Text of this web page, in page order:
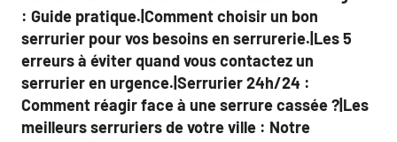
de
l’article
: Guide pratique.|Comment choisir un bon
serrurier pour vos besoins en serrurerie.|Les 5
erreurs à éviter quand vous contactez un
serrurier en urgence.|Serrurier 24h/24 :
Comment réagir face à une serrure cassée ?|Les
meilleurs serruriers de votre ville : Notre